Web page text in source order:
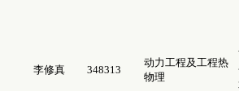
李修真 348313
动力工程及工程热
物理